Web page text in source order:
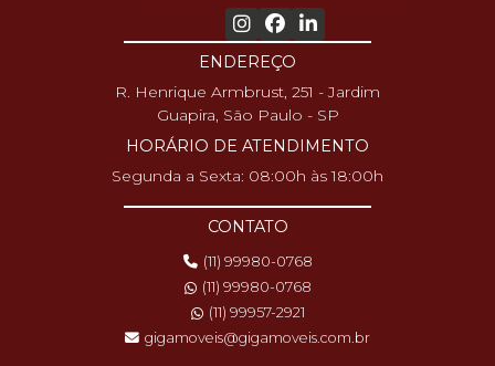
ENDEREÇO
R. Henrique Armbrust, 251 - Jardim
Guapira, São Paulo - SP
HORÁRIO DE ATENDIMENTO
Segunda a Sexta: 08:00h às 18:00h
CONTATO
(11) 99980-0768
(11) 99980-0768
(11) 99957-2921
gigamoveis@gigamoveis.com.br